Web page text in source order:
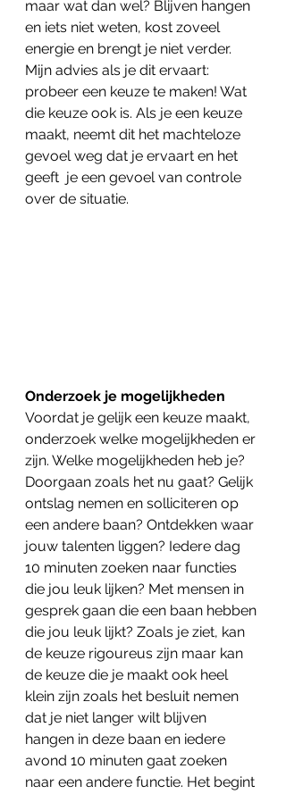
maar wat dan wel? Blijven hangen
en iets niet weten, kost zoveel
energie en brengt je niet verder.
Mijn advies als je dit ervaart:
probeer een keuze te maken! Wat
die keuze ook is. Als je een keuze
maakt, neemt dit het machteloze
gevoel weg dat je ervaart en het
geeft  je een gevoel van controle
over de situatie.
Onderzoek je mogelijkheden
Voordat je gelijk een keuze maakt,
onderzoek welke mogelijkheden er
zijn. Welke mogelijkheden heb je?
Doorgaan zoals het nu gaat? Gelijk
ontslag nemen en solliciteren op
een andere baan? Ontdekken waar
jouw talenten liggen? Iedere dag
10 minuten zoeken naar functies
die jou leuk lijken? Met mensen in
gesprek gaan die een baan hebben
die jou leuk lijkt? Zoals je ziet, kan
de keuze rigoureus zijn maar kan
de keuze die je maakt ook heel
klein zijn zoals het besluit nemen
dat je niet langer wilt blijven
hangen in deze baan en iedere
avond 10 minuten gaat zoeken
naar een andere functie. Het begint